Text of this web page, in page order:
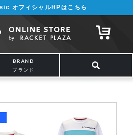
で送料無料!! 詳しくは こちら
オフィシャルHPはこちら
BRAND
ブランド